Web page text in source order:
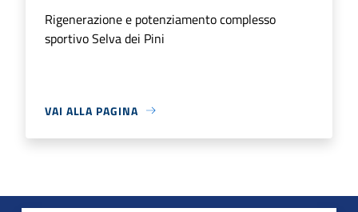
Rigenerazione e potenziamento complesso
sportivo Selva dei Pini
VAI ALLA PAGINA